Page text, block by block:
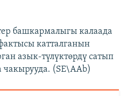
башкармалыгы калаада
катталганын
азык-түлүктөрдү сатып
чакырууда. (SE\AAb)